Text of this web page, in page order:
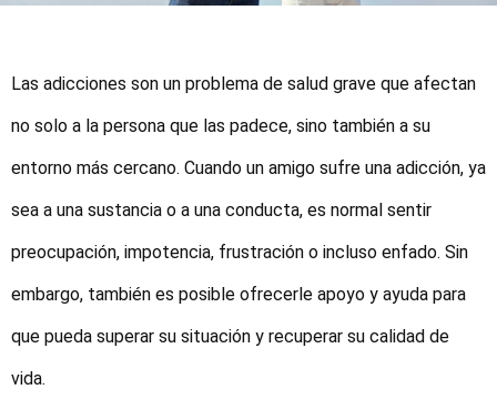
Las adicciones son un problema de salud grave que afectan
no solo a la persona que las padece, sino también a su
entorno más cercano. Cuando un amigo sufre una adicción, ya
sea a una sustancia o a una conducta, es normal sentir
preocupación, impotencia, frustración o incluso enfado. Sin
embargo, también es posible ofrecerle apoyo y ayuda para
que pueda superar su situación y recuperar su calidad de
vida.